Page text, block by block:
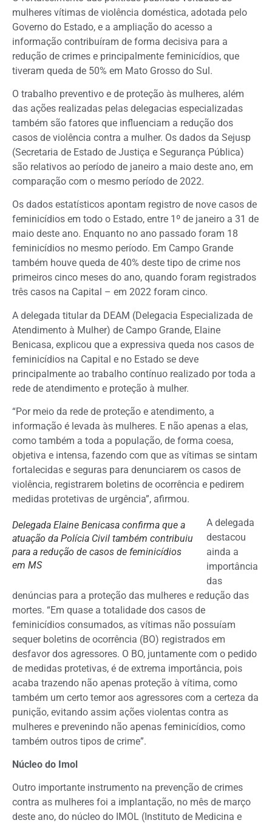
mulheres vítimas de violência doméstica, adotada pelo
Governo do Estado, e a ampliação do acesso a
informação contribuíram de forma decisiva para a
redução de crimes e principalmente feminicídios, que
tiveram queda de 50% em Mato Grosso do Sul.
O trabalho preventivo e de proteção às mulheres, além
das ações realizadas pelas delegacias especializadas
também são fatores que influenciam a redução dos
casos de violência contra a mulher. Os dados da Sejusp
(Secretaria de Estado de Justiça e Segurança Pública)
são relativos ao período de janeiro a maio deste ano, em
comparação com o mesmo período de 2022.
Os dados estatísticos apontam registro de nove casos de
feminicídios em todo o Estado, entre 1º de janeiro a 31 de
maio deste ano. Enquanto no ano passado foram 18
feminicídios no mesmo período. Em Campo Grande
também houve queda de 40% deste tipo de crime nos
primeiros cinco meses do ano, quando foram registrados
três casos na Capital – em 2022 foram cinco.
A delegada titular da DEAM (Delegacia Especializada de
Atendimento à Mulher) de Campo Grande, Elaine
Benicasa, explicou que a expressiva queda nos casos de
feminicídios na Capital e no Estado se deve
principalmente ao trabalho contínuo realizado por toda a
rede de atendimento e proteção à mulher.
“Por meio da rede de proteção e atendimento, a
informação é levada às mulheres. E não apenas a elas,
como também a toda a população, de forma coesa,
objetiva e intensa, fazendo com que as vítimas se sintam
fortalecidas e seguras para denunciarem os casos de
violência, registrarem boletins de ocorrência e pedirem
medidas protetivas de urgência”, afirmou.
Delegada Elaine Benicasa confirma que a
atuação da Polícia Civil também contribuiu
para a redução de casos de feminicídios
em MS
A delegada
destacou
ainda a
importância
das
denúncias para a proteção das mulheres e redução das
mortes. “Em quase a totalidade dos casos de
feminicídios consumados, as vítimas não possuíam
sequer boletins de ocorrência (BO) registrados em
desfavor dos agressores. O BO, juntamente com o pedido
de medidas protetivas, é de extrema importância, pois
acaba trazendo não apenas proteção à vítima, como
também um certo temor aos agressores com a certeza da
punição, evitando assim ações violentas contra as
mulheres e prevenindo não apenas feminicídios, como
também outros tipos de crime”.
Núcleo do Imol
Outro importante instrumento na prevenção de crimes
contra as mulheres foi a implantação, no mês de março
deste ano, do núcleo do IMOL (Instituto de Medicina e